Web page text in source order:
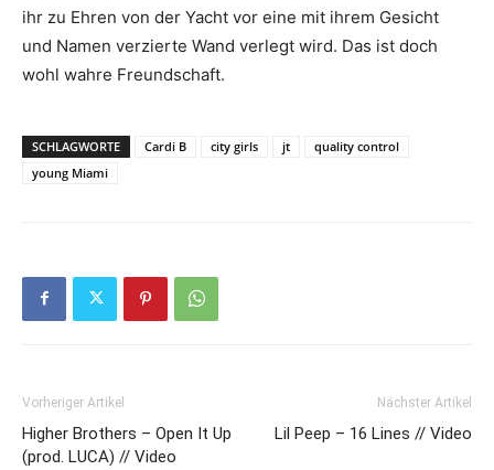
ihr zu Ehren von der Yacht vor eine mit ihrem Gesicht
und Namen verzierte Wand verlegt wird. Das ist doch
wohl wahre Freundschaft.
SCHLAGWORTE Cardi B city girls jt
quality control
young Miami
Vorheriger Artikel
Higher Brothers – Open It Up
(prod. LUCA) // Video
Nächster Artikel
Lil Peep – 16 Lines // Video